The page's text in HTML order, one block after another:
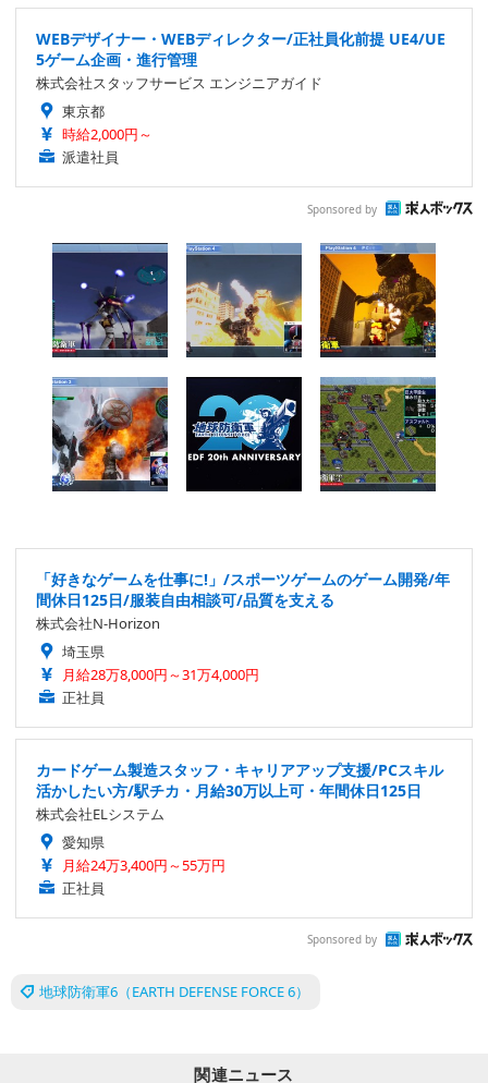
WEBデザイナー・WEBディレクター/正社員化前提 UE4/UE
5ゲーム企画・進行管理
株式会社スタッフサービス エンジニアガイド
東京都
時給2,000円～
派遣社員
Sponsored by
「好きなゲームを仕事に!」/スポーツゲームのゲーム開発/年
間休日125日/服装自由相談可/品質を支える
株式会社N-Horizon
埼玉県
月給28万8,000円～31万4,000円
正社員
カードゲーム製造スタッフ・キャリアアップ支援/PCスキル
活かしたい方/駅チカ・月給30万以上可・年間休日125日
株式会社ELシステム
愛知県
月給24万3,400円～55万円
正社員
Sponsored by
地球防衛軍6（EARTH DEFENSE FORCE 6）
関連ニュース